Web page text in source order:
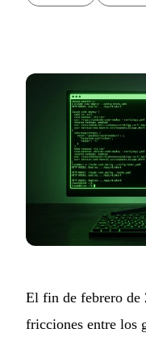
El fin de febrero de
fricciones entre los